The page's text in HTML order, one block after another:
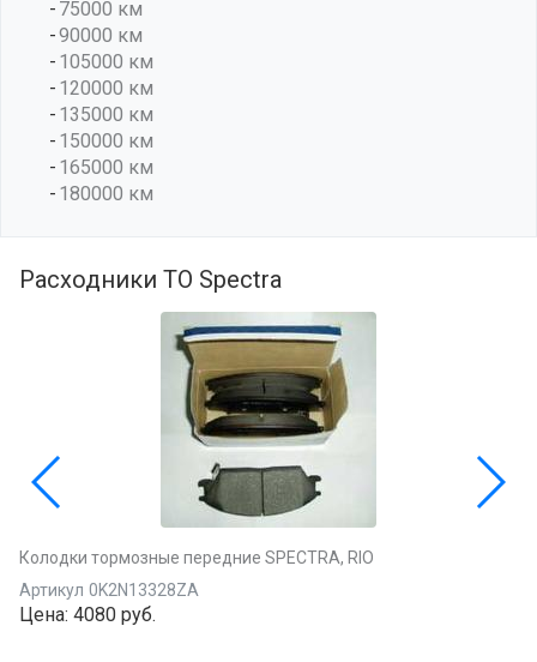
75000 км
90000 км
105000 км
120000 км
135000 км
150000 км
165000 км
180000 км
Расходники ТО Spectra
Колодки тормозные передние SPECTRA, RIO
Артикул 0K2N13328ZA
Цена: 4080 руб.